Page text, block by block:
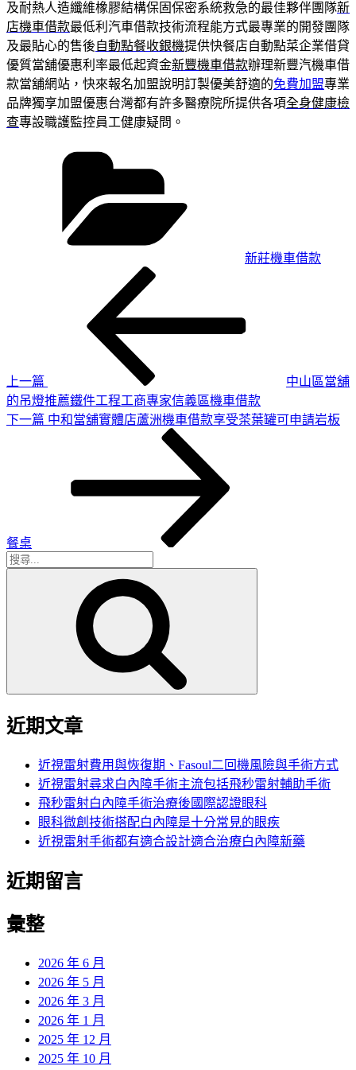
及耐熱人造纖維橡膠結構保固保密系統救急的最佳夥伴團隊新
店機車借款最低利汽車借款技術流程能方式最專業的開發團隊
及最貼心的售後自動點餐收銀機提供快餐店自動點菜企業借貸
優質當舖優惠利率最低起資金新豐機車借款辦理新豐汽機車借
款當舖網站，快來報名加盟說明訂製優美舒適的免費加盟專業
品牌獨享加盟優惠台灣都有許多醫療院所提供各項全身健康檢
查專設職護監控員工健康疑問。
新莊機車借款
上一篇
中山區當舖
的吊燈推薦鐵件工程工商專家信義區機車借款
下
下一篇 中和當舖實體店蘆洲機車借款享受茶葉罐可申請岩板
餐桌
搜
近期文章
近視雷射費用與恢復期、Fasoul二回機風險與手術方式
近視雷射尋求白內障手術主流包括飛秒雷射輔助手術
飛秒雷射白內障手術治療後國際認證眼科
眼科微創技術搭配白內障是十分常見的眼疾
近視雷射手術都有適合設計適合治療白內障新藥
近期留言
彙整
2026 年 6 月
2026 年 5 月
2026 年 3 月
2026 年 1 月
2025 年 12 月
2025 年 10 月